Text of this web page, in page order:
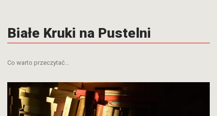
Białe Kruki na Pustelni
Co warto przeczytać…